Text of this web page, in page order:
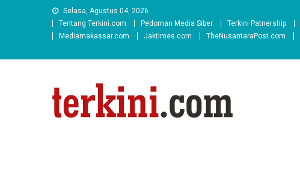
Selasa, Agustus 04, 2026
Tentang Terkini.com
Pedoman Media Siber Terkini Patnership
Mediamakassar.com
Jaktimes.com TheNusantaraPost.com